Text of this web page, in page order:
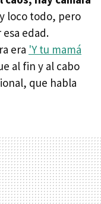
loco todo, pero
edad.
era 'Y tu mamá
al fin y al cabo
que habla